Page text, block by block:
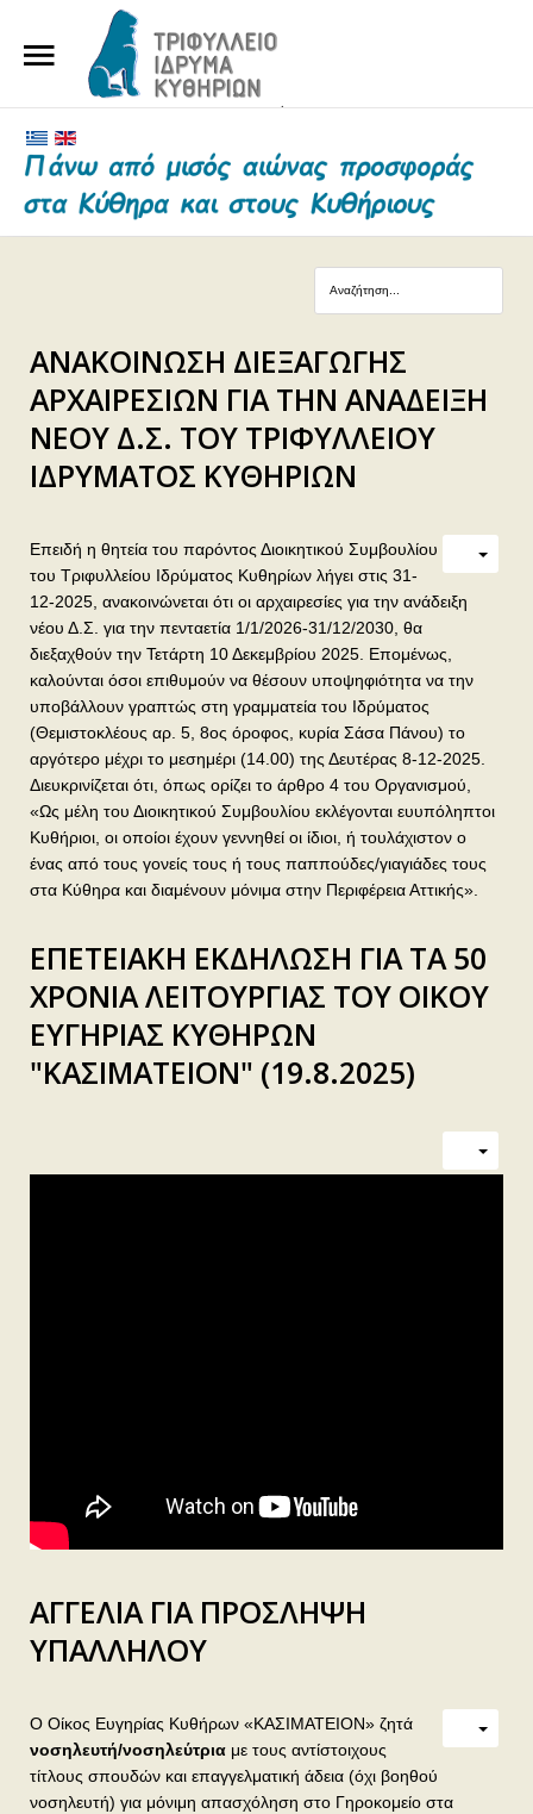
ΤΟ ΙΔΡΥΜΑ
ΕΥΕΡΓΕΤΕΣ ΚΑΙ ΔΩΡΗΤΕΣ
ΕΠΙΚΟΙΝΩΝΙΑ
ΑΝΑΚΟΙΝΩΣΗ ΔΙΕΞΑΓΩΓΗΣ
ΑΡΧΑΙΡΕΣΙΩΝ ΓΙΑ ΤΗΝ ΑΝΑΔΕΙΞΗ
ΝΕΟΥ Δ.Σ. ΤΟΥ ΤΡΙΦΥΛΛΕIΟΥ
ΙΔΡΥΜΑΤΟΣ ΚΥΘΗΡΙΩΝ
Επειδή η θητεία του παρόντος Διοικητικού Συμβουλίου
του Τριφυλλείου Ιδρύματος Κυθηρίων λήγει στις 31-
12-2025, ανακοινώνεται ότι οι αρχαιρεσίες για την ανάδειξη
νέου Δ.Σ. για την πενταετία 1/1/2026-31/12/2030, θα
διεξαχθούν την Τετάρτη 10 Δεκεμβρίου 2025. Επομένως,
καλούνται όσοι επιθυμούν να θέσουν υποψηφιότητα να την
υποβάλλουν γραπτώς στη γραμματεία του Ιδρύματος
(Θεμιστοκλέους αρ. 5, 8ος όροφος, κυρία Σάσα Πάνου) το
αργότερο μέχρι το μεσημέρι (14.00) της Δευτέρας 8-12-2025.
Διευκρινίζεται ότι, όπως ορίζει το άρθρο 4 του Οργανισμού,
«Ως μέλη του Διοικητικού Συμβουλίου εκλέγονται ευυπόληπτοι
Κυθήριοι, οι οποίοι έχουν γεννηθεί οι ίδιοι, ή τουλάχιστον ο
ένας από τους γονείς τους ή τους παππούδες/γιαγιάδες τους
στα Κύθηρα και διαμένουν μόνιμα στην Περιφέρεια Αττικής».
ΕΠΕΤΕΙΑΚΗ ΕΚΔΗΛΩΣΗ ΓΙΑ ΤΑ 50
ΧΡΟΝΙΑ ΛΕΙΤΟΥΡΓΙΑΣ ΤΟΥ ΟΙΚΟΥ
ΕΥΓΗΡΙΑΣ ΚΥΘΗΡΩΝ
"ΚΑΣΙΜΑΤΕΙΟΝ" (19.8.2025)
ΑΓΓΕΛΙΑ ΓΙΑ ΠΡΟΣΛΗΨΗ
ΥΠΑΛΛΗΛΟΥ
Ο Οίκος Ευγηρίας Κυθήρων «ΚΑΣΙΜΑΤΕΙΟΝ» ζητά
νοσηλευτή/νοσηλεύτρια με τους αντίστοιχους
τίτλους σπουδών και επαγγελματική άδεια (όχι βοηθού
νοσηλευτή) για μόνιμη απασχόληση στο Γηροκομείο στα